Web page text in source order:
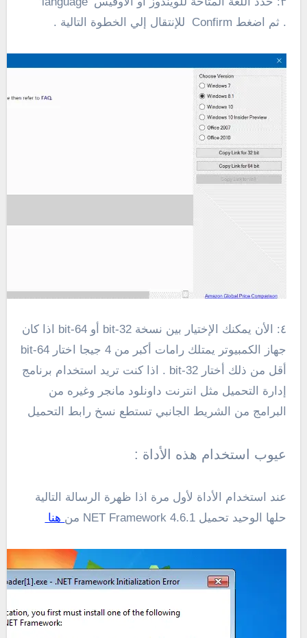
. ثم اضغط Confirm للإنتقال إلي الخطوة التالية .
٤: الأن يمكنك الإختيار بين نسخة 32-bit أو 64-bit اذا كان
جهاز الكمبيوتر يمتلك رامات أكبر من 4 جيجا اختار 64-bit
أقل من ذلك أختار 32-bit .
اذا كنت تريد استخدام برنامج
إدارة التحميل مثل انترنت داونلود مانجر وغيره من
البرامج من الشريط الجانبي تستطع نسخ رابط التحميل
عيوب استخدام هذه الأداة :
عند استخدام الأداة لأول مرة اذا ظهرة الرسالة التالية
حلها الوحيد تحميل NET Framework 4.6.1 من
هنا